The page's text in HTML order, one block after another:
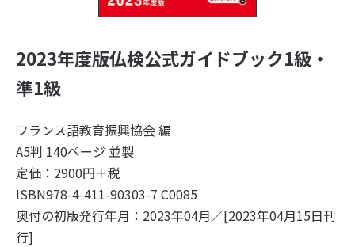
2023年度版仏検公式ガイドブック1級・
準1級
フランス語教育振興協会 編
A5判 140ページ 並製
定価：2900円＋税
ISBN978-4-411-90303-7 C0085
奥付の初版発行年月：2023年04月／[2023年04月15日刊
行]